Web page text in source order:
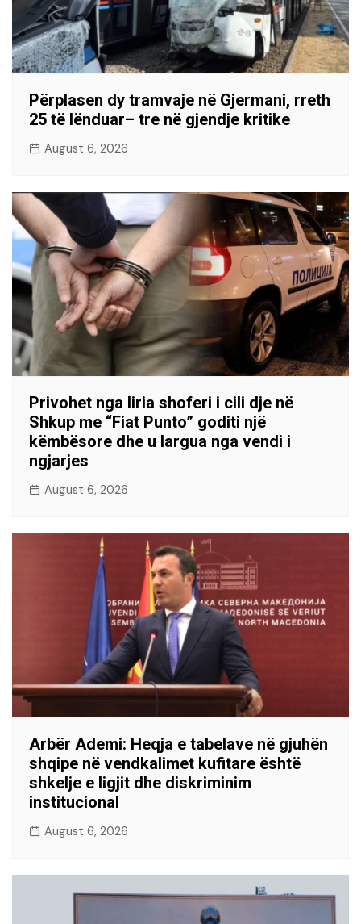
Përplasen dy tramvaje në Gjermani, rreth
25 të lënduar– tre në gjendje kritike
August 6, 2026
Privohet nga liria shoferi i cili dje në
Shkup me “Fiat Punto” goditi një
këmbësore dhe u largua nga vendi i
ngjarjes
August 6, 2026
Arbër Ademi: Heqja e tabelave në gjuhën
shqipe në vendkalimet kufitare është
shkelje e ligjit dhe diskriminim
institucional
August 6, 2026